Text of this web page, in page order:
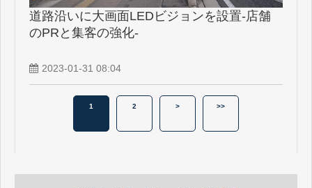
道路沿いに大画面LEDビジョンを設置-店舗
のPRと集客の強化-
2023-01-31 08:04
1 2 > >>